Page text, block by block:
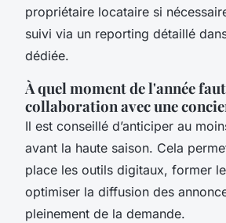
propriétaire locataire si
suivi via un reporting détaillé
dédiée.
À quel moment de l'année
collaboration avec une
Il est conseillé d’anticiper au
avant la haute saison. Cela
place les outils digitaux, former
optimiser la diffusion des
pleinement de la demande.